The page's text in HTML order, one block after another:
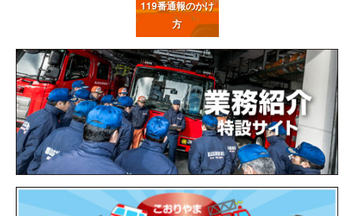
119番通報のかけ
方